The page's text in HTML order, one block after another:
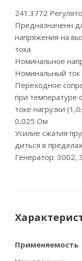
241.3772
Предназначенн
напряжения на
тока
Номинальное
Номинальный ток
Переходное
при
токе нагрузки
0,025 Ом
Усилие сжатия
диться в
Генератор: 3002,
Применяемость